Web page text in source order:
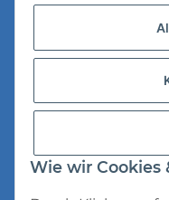
Datenschutz
Impressum
Wie wir Cookies